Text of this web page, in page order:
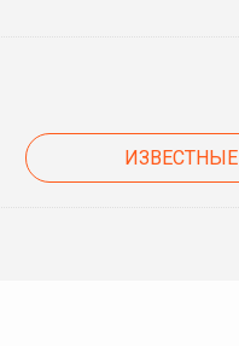
ИЗВЕСТНЫЕ